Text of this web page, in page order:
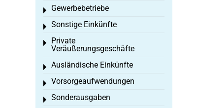
Gewerbebetriebe
Toggle menu
Sonstige Einkünfte
Toggle menu
Private
Veräußerungsgeschäfte
Toggle menu
Ausländische Einkünfte
Toggle menu
Vorsorgeaufwendungen
Toggle menu
Sonderausgaben
Toggle menu